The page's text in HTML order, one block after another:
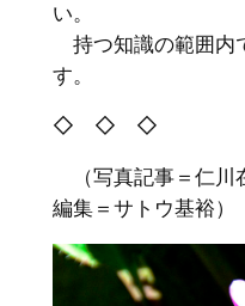
い。
持つ知識の範囲内
す。
◇ ◇ ◇
（写真記事＝仁川
編集＝サトウ基裕）